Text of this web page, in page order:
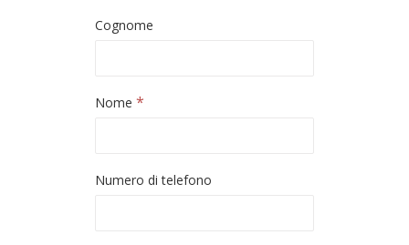
Cognome
Nome *
Numero di telefono